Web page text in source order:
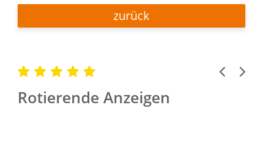
zurück
Rotierende Anzeigen
Previous
Next